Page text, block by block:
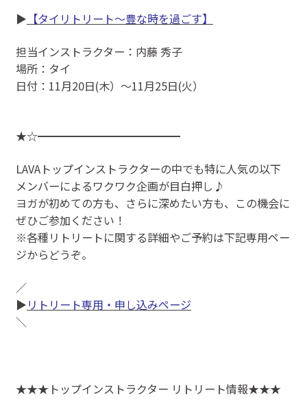
▶ 【タイリトリート～豊な時を過ごす】
担当インストラクター：内藤 秀子
場所：タイ
日付：11月20日(木）〜11月25日(火）
★☆━━━━━━━━━━━━━
LAVAトップインストラクターの中でも特に人気の以下
メンバーによるワクワク企画が目白押し♪
ヨガが初めての方も、さらに深めたい方も、この機会に
ぜひご参加ください！
※各種リトリートに関する詳細やご予約は下記専用ペー
ジからどうぞ。
／
▶リトリート専用・申し込みページ
＼
★★★トップインストラクター リトリート情報★★★